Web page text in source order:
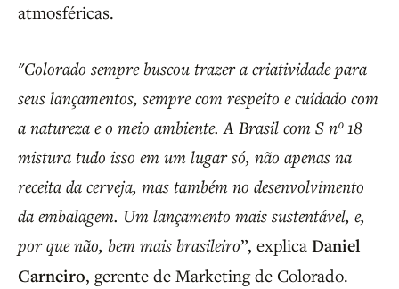
atmosféricas.
"Colorado sempre buscou trazer a criatividade para
seus lançamentos, sempre com respeito e cuidado com
a natureza e o meio ambiente. A Brasil com S nº 18
mistura tudo isso em um lugar só, não apenas na
receita da cerveja, mas também no desenvolvimento
da embalagem. Um lançamento mais sustentável, e,
por que não, bem mais brasileiro”, explica Daniel
Carneiro, gerente de Marketing de Colorado.